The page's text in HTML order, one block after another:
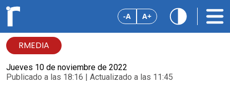
-A A+
RMEDIA
Jueves 10 de noviembre de 2022
Publicado a las 18:16 | Actualizado a las 11:45